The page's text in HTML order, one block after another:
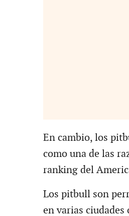
En cambio, los
como una de las
ranking del
Los pitbull son
en varias ciudades